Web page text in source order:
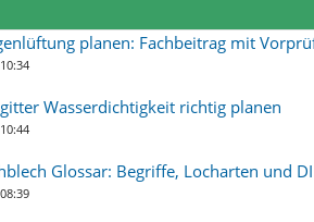
planen: Fachbeitrag mit
Wasserdichtigkeit richtig planen
Glossar: Begriffe, Locharten und